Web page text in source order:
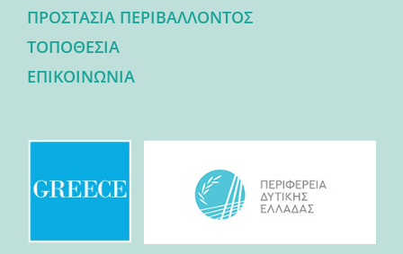
ΠΡΟΣΤΑΣΙΑ ΠΕΡΙΒΑΛΛΟΝΤΟΣ
ΤΟΠΟΘΕΣΙΑ
ΕΠΙΚΟΙΝΩΝΙΑ